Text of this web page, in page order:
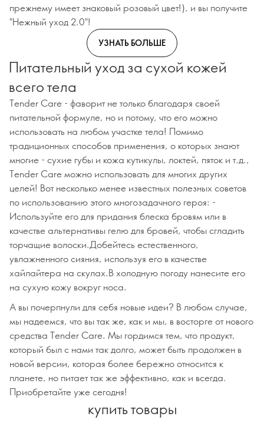
прежнему имеет знаковый розовый цвет!), и вы получите
"Нежный уход 2.0"!
УЗНАТЬ БОЛЬШЕ
Питательный уход за сухой кожей
всего тела
Tender Care - фаворит не только благодаря своей
питательной формуле, но и потому, что его можно
использовать на любом участке тела! Помимо
традиционных способов применения, о которых знают
многие - сухие губы и кожа кутикулы, локтей, пяток и т.д.,
Tender Care можно использовать для многих других
целей! Вот несколько менее известных полезных советов
по использованию этого многозадачного героя: -
Используйте его для придания блеска бровям или в
качестве альтернативы гелю для бровей, чтобы сгладить
торчащие волоски.Добейтесь естественного,
увлажненного сияния, используя его в качестве
хайлайтера на скулах.В холодную погоду нанесите его
на сухую кожу вокруг носа.
А вы почерпнули для себя новые идеи? В любом случае,
мы надеемся, что вы так же, как и мы, в восторге от нового
средства Tender Care. Мы гордимся тем, что продукт,
который был с нами так долго, может быть продолжен в
новой версии, которая более бережно относится к
планете, но питает так же эффективно, как и всегда.
Приобретайте уже сегодня!
купить товары